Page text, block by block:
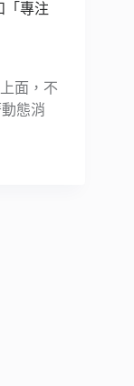
「專注
面，不
態消